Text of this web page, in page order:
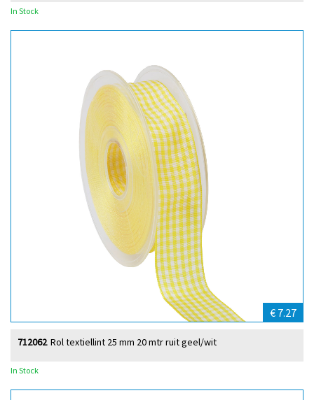
In Stock
€ 7.27
Rol textiellint 25 mm 20 mtr ruit geel/wit
712062
In Stock